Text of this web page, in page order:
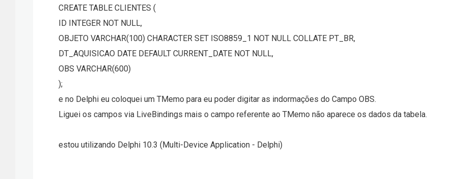
CREATE TABLE CLIENTES (
ID INTEGER NOT NULL,
OBJETO VARCHAR(100) CHARACTER SET ISO8859_1 NOT NULL COLLATE PT_BR,
DT_AQUISICAO DATE DEFAULT CURRENT_DATE NOT NULL,
OBS VARCHAR(600)
);
e no Delphi eu coloquei um TMemo para eu poder digitar as indormações do Campo OBS.
Liguei os campos via LiveBindings mais o campo referente ao TMemo não aparece os dados da tabela.
estou utilizando Delphi 10.3 (Multi-Device Application - Delphi)